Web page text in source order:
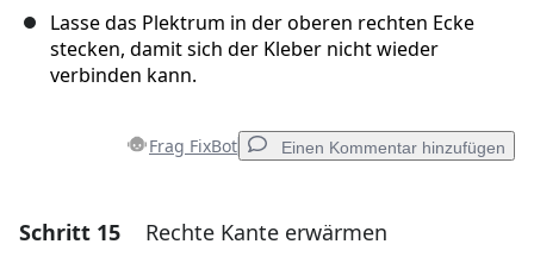
Lasse das Plektrum in der oberen rechten Ecke
stecken, damit sich der Kleber nicht wieder
verbinden kann.
Frag FixBot Einen Kommentar hinzufügen
Einen Kommentar hinzufügen
Schritt 15 Rechte Kante erwärmen